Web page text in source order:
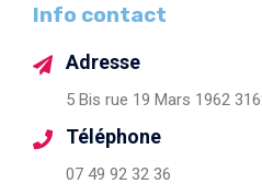
Info contact
Adresse
5 Bis rue 19 Mars 1962
Téléphone
07 49 92 32 36